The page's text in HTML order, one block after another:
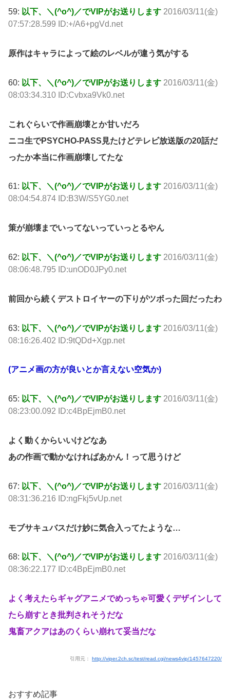
59: 以下、＼(^o^)／でVIPがお送りします 2016/03/11(金)
07:57:28.599 ID:+/A6+pgVd.net
原作はキャラによって絵のレベルが違う気がする
60: 以下、＼(^o^)／でVIPがお送りします 2016/03/11(金)
08:03:34.310 ID:Cvbxa9Vk0.net
これぐらいで作画崩壊とか甘いだろ
ニコ生でPSYCHO-PASS見たけどテレビ放送版の20話だ
ったか本当に作画崩壊してたな
61: 以下、＼(^o^)／でVIPがお送りします 2016/03/11(金)
08:04:54.874 ID:B3W/S5YG0.net
策が崩壊までいってないっていっとるやん
62: 以下、＼(^o^)／でVIPがお送りします 2016/03/11(金)
08:06:48.795 ID:unOD0JPy0.net
前回から続くデストロイヤーの下りがツボった回だったわ
63: 以下、＼(^o^)／でVIPがお送りします 2016/03/11(金)
08:16:26.402 ID:9tQDd+Xgp.net
(アニメ画の方が良いとか言えない空気か)
65: 以下、＼(^o^)／でVIPがお送りします 2016/03/11(金)
08:23:00.092 ID:c4BpEjmB0.net
よく動くからいいけどなあ
あの作画で動かなければあかん！って思うけど
67: 以下、＼(^o^)／でVIPがお送りします 2016/03/11(金)
08:31:36.216 ID:ngFkj5vUp.net
モブサキュバスだけ妙に気合入ってたような…
68: 以下、＼(^o^)／でVIPがお送りします 2016/03/11(金)
08:36:22.177 ID:c4BpEjmB0.net
よく考えたらギャグアニメでめっちゃ可愛くデザインして
たら崩すとき批判されそうだな
鬼畜アクアはあのくらい崩れて妥当だな
引用元： http://viper.2ch.sc/test/read.cgi/news4vip/1457647220/
おすすめ記事